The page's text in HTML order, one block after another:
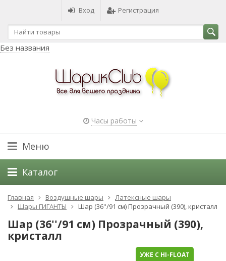
Вход Регистрация
Без названия
Часы работы
Меню
Каталог
Главная Воздушные шары
Латексные шары
Шары ГИГАНТЫ
Шар (36''/91 см) Прозрачный (390), кристалл
Шар (36''/91 см) Прозрачный (390),
кристалл
УЖЕ С HI-FLOAT